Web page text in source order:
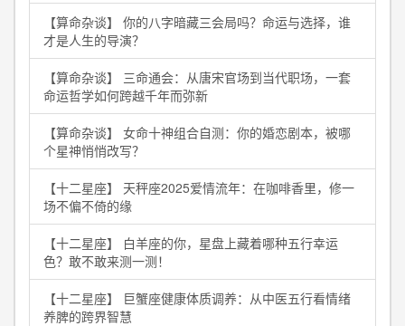
【算命杂谈】 你的八字暗藏三会局吗？命运与选择，谁
才是人生的导演？
【算命杂谈】 三命通会：从唐宋官场到当代职场，一套
命运哲学如何跨越千年而弥新
【算命杂谈】 女命十神组合自测：你的婚恋剧本，被哪
个星神悄悄改写？
【十二星座】 天秤座2025爱情流年：在咖啡香里，修一
场不偏不倚的缘
【十二星座】 白羊座的你，星盘上藏着哪种五行幸运
色？敢不敢来测一测！
【十二星座】 巨蟹座健康体质调养：从中医五行看情绪
养脾的跨界智慧